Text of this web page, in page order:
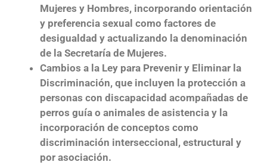
Mujeres y Hombres, incorporando orientación
y preferencia sexual como factores de
desigualdad y actualizando la denominación
de la Secretaría de Mujeres.
Cambios a la Ley para Prevenir y Eliminar la
Discriminación, que incluyen la protección a
personas con discapacidad acompañadas de
perros guía o animales de asistencia y la
incorporación de conceptos como
discriminación interseccional, estructural y
por asociación.